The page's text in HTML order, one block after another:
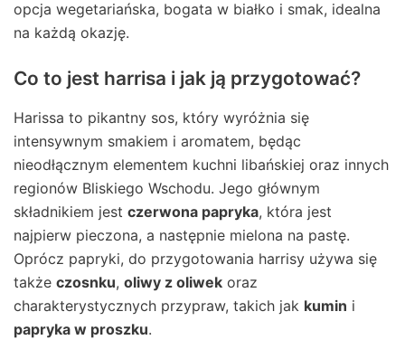
opcja wegetariańska, bogata w białko i smak, idealna
na każdą okazję.
Co to jest harrisa i jak ją przygotować?
Harissa to pikantny sos, który wyróżnia się
intensywnym smakiem i aromatem, będąc
nieodłącznym elementem kuchni libańskiej oraz innych
regionów Bliskiego Wschodu. Jego głównym
składnikiem jest czerwona papryka, która jest
najpierw pieczona, a następnie mielona na pastę.
Oprócz papryki, do przygotowania harrisy używa się
także czosnku, oliwy z oliwek oraz
charakterystycznych przypraw, takich jak kumin i
papryka w proszku.